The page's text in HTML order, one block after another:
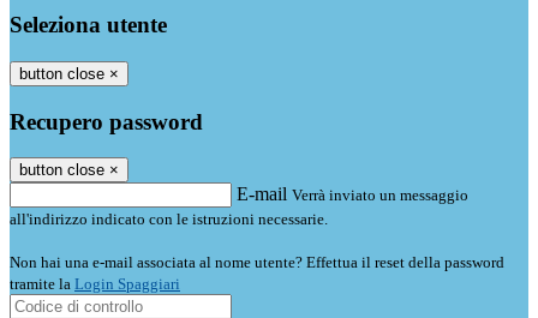
Seleziona utente
button close ×
Recupero password
button close ×
E-mail Verrà inviato un messaggio
all'indirizzo indicato con le istruzioni necessarie.
Non hai una e-mail associata al nome utente? Effettua il reset della password
tramite la Login Spaggiari